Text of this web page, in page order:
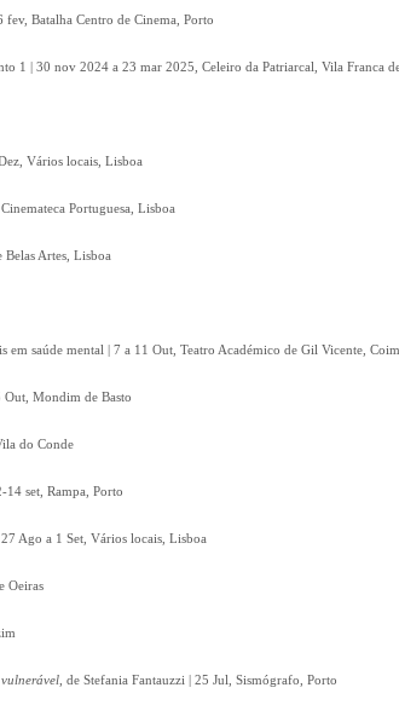
fev, Batalha Centro de Cinema, Porto
1 | 30 nov 2024 a 23 mar 2025, Celeiro da Patriarcal, Vila Franca
Vários locais, Lisboa
Portuguesa, Lisboa
Artes, Lisboa
em saúde mental | 7 a 11 Out, Teatro Académico de Gil Vicente,
Out, Mondim de Basto
do Conde
14 set, Rampa, Porto
Ago a 1 Set, Vários locais, Lisboa
Oeiras
, de Stefania Fantauzzi | 25 Jul, Sismógrafo, Porto